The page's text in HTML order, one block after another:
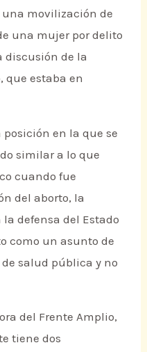
movilización de
una mujer por delito
discusión de la
que estaba en
en la que se
similar a lo que
cuando fue
del aborto, la
defensa del Estado
como un asunto de
salud pública y no
del Frente Amplio,
tiene dos